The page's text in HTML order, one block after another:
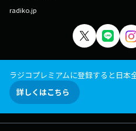
radiko.jp
ラジコプレミアムに登録すると日本
詳しくはこちら